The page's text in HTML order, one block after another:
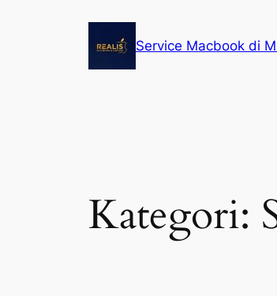
Service Macbook di
Kategori: